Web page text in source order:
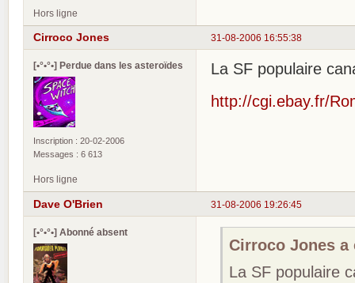
Hors ligne
31-08-2006 16:55:38
Cirroco Jones
[•°•°•] Perdue dans les asteroïdes
Inscription : 20-02-2006
Messages : 6 613
La SF populaire
http://cgi.ebay.fr/
Hors ligne
31-08-2006 19:26:45
Dave O'Brien
[•°•°•] Abonné absent
Cirroco Jones a
La SF populaire